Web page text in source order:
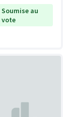
Soumise au
vote